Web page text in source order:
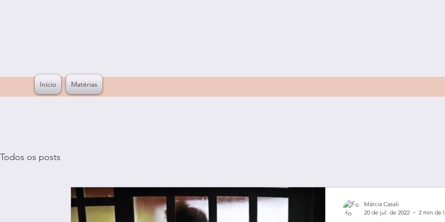
Início Matérias
Todos os posts
Márcia Casali
20 de jul. de 2022
2 min de